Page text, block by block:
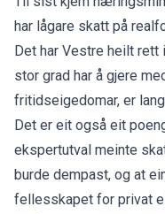
har lågare skatt på
Det har Vestre heilt rett
stor grad har å gjere
fritidseigedomar, er
Det er eit også eit
ekspertutval meinte
burde dempast, og at
fellesskapet for privat